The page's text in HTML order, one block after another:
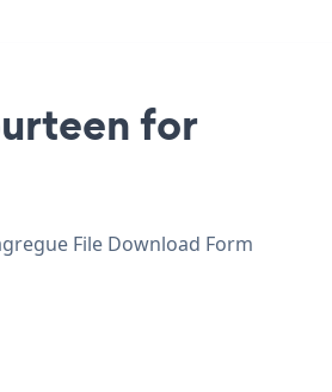
for
File Download Form